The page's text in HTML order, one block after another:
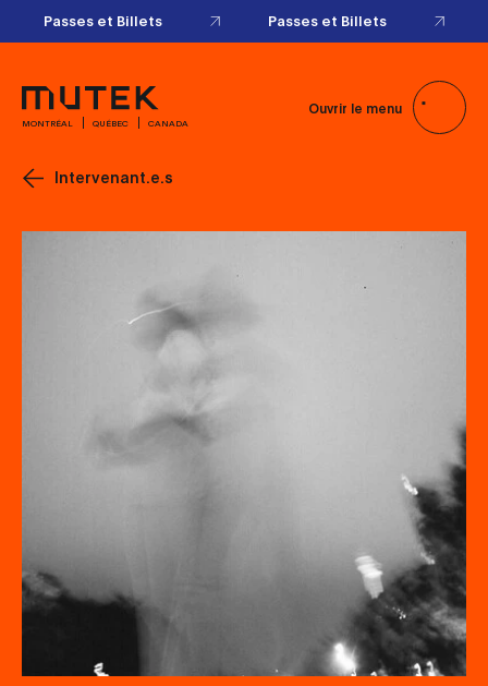
Passes et Billets Passes et Billets
MONTRÉAL QUÉBEC CANADA
Ouvrir le menu
Intervenant.e.s